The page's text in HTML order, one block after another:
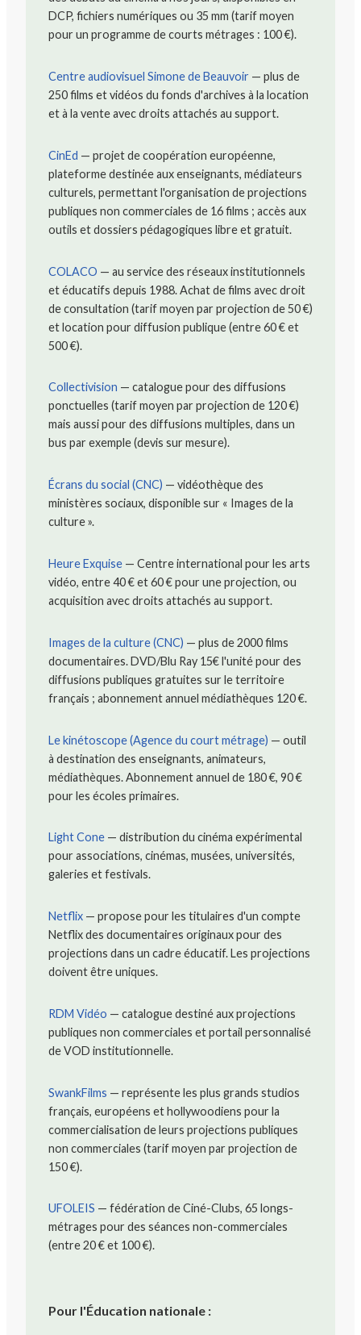
DCP, fichiers numériques ou 35 mm (tarif moyen
pour un programme de courts métrages : 100 €).
Centre audiovisuel Simone de Beauvoir — plus de
250 films et vidéos du fonds d'archives à la location
et à la vente avec droits attachés au support.
CinEd — projet de coopération européenne,
plateforme destinée aux enseignants, médiateurs
culturels, permettant l'organisation de projections
publiques non commerciales de 16 films ; accès aux
outils et dossiers pédagogiques libre et gratuit.
COLACO — au service des réseaux institutionnels
et éducatifs depuis 1988. Achat de films avec droit
de consultation (tarif moyen par projection de 50 €)
et location pour diffusion publique (entre 60 € et
500 €).
Collectivision — catalogue pour des diffusions
ponctuelles (tarif moyen par projection de 120 €)
mais aussi pour des diffusions multiples, dans un
bus par exemple (devis sur mesure).
Écrans du social (CNC) — vidéothèque des
ministères sociaux, disponible sur « Images de la
culture ».
Heure Exquise — Centre international pour les arts
vidéo, entre 40 € et 60 € pour une projection, ou
acquisition avec droits attachés au support.
Images de la culture (CNC) — plus de 2000 films
documentaires. DVD/Blu Ray 15€ l'unité pour des
diffusions publiques gratuites sur le territoire
français ; abonnement annuel médiathèques 120 €.
Le kinétoscope (Agence du court métrage) — outil
à destination des enseignants, animateurs,
médiathèques. Abonnement annuel de 180 €, 90 €
pour les écoles primaires.
Light Cone — distribution du cinéma expérimental
pour associations, cinémas, musées, universités,
galeries et festivals.
Netflix — propose pour les titulaires d'un compte
Netflix des documentaires originaux pour des
projections dans un cadre éducatif. Les projections
doivent être uniques.
RDM Vidéo — catalogue destiné aux projections
publiques non commerciales et portail personnalisé
de VOD institutionnelle.
SwankFilms — représente les plus grands studios
français, européens et hollywoodiens pour la
commercialisation de leurs projections publiques
non commerciales (tarif moyen par projection de
150 €).
UFOLEIS — fédération de Ciné-Clubs, 65 longs-
métrages pour des séances non-commerciales
(entre 20 € et 100 €).
Pour l'Éducation nationale :